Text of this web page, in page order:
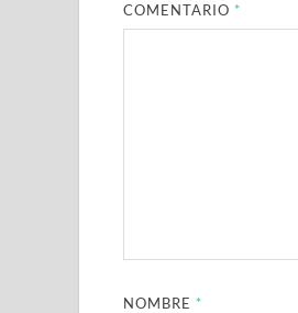
COMENTARIO *
NOMBRE *